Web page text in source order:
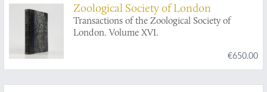
Zoological Society of London
Transactions of the Zoological Society of
London. Volume XVI.
€650.00